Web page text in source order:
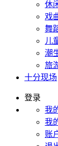
休
戏
舞
儿
潮
旅
十分现场
登录
我
我
账